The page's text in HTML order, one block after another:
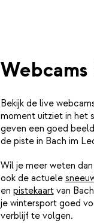
Bekijk de live
moment uitziet in het
geven een goed
de piste in Bach im
Wil je meer weten
ook de actuele
en pistekaartvan
je wintersport goed
verblijf te volgen.